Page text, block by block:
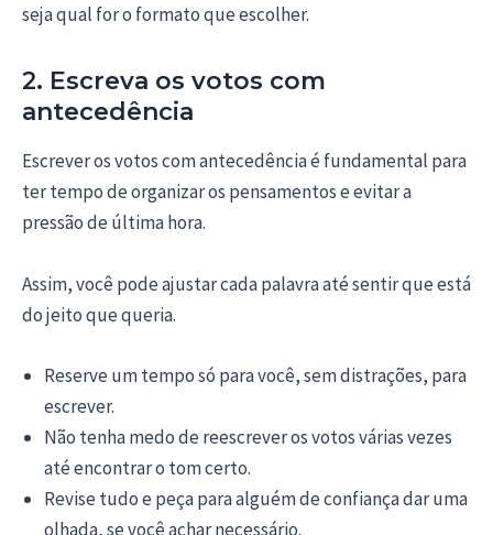
seja qual for o formato que escolher.
2. Escreva os votos com
antecedência
Escrever os votos com antecedência é fundamental para
ter tempo de organizar os pensamentos e evitar a
pressão de última hora.
Assim, você pode ajustar cada palavra até sentir que está
do jeito que queria.
Reserve um tempo só para você, sem distrações, para
escrever.
Não tenha medo de reescrever os votos várias vezes
até encontrar o tom certo.
Revise tudo e peça para alguém de confiança dar uma
olhada, se você achar necessário.